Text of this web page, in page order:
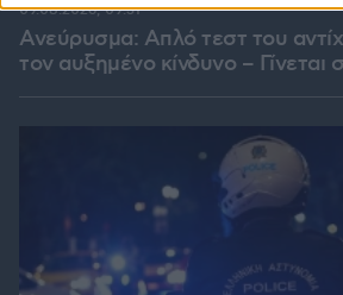
Ανεύρυσμα: Απλό τεστ του
τον αυξημένο κίνδυνο – Γίνεται
09.08.2026, 09:31